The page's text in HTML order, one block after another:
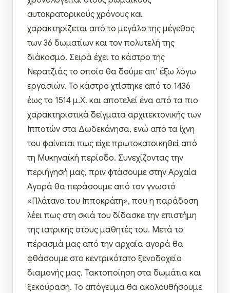
αυτοκρατορικούς χρόνους και
χαρακτηρίζεται από το μεγάλο της μέγεθος
των 36 δωματίων και τον πολυτελή της
διάκοσμο. Σειρά έχει το κάστρο της
Νερατζιάς το οποίο θα δούμε απ’ έξω λόγω
εργασιών. Το κάστρο χτίστηκε από το 1436
έως το 1514 μ.Χ. και αποτελεί ένα από τα πιο
χαρακτηριστικά δείγματα αρχιτεκτονικής των
Ιπποτών στα Δωδεκάνησα, ενώ από τα ίχνη
του φαίνεται πως είχε πρωτοκατοικηθεί από
τη Μυκηναϊκή περίοδο. Συνεχίζοντας την
περιήγησή μας, πριν φτάσουμε στην Αρχαία
Αγορά θα περάσουμε από τον γνωστό
«Πλάτανο του Ιπποκράτη», που η παράδοση
λέει πως στη σκιά του δίδασκε την επιστήμη
της ιατρικής στους μαθητές του. Μετά το
πέρασμά μας από την αρχαία αγορά θα
φθάσουμε στο κεντρικότατο ξενοδοχείο
διαμονής μας. Τακτοποίηση στα δωμάτια και
ξεκούραση. Το απόγευμα θα ακολουθήσουμε